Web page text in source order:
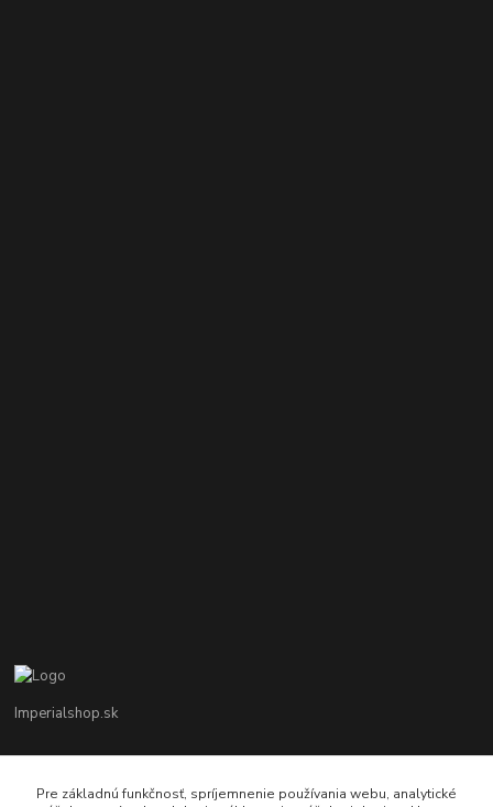
Imperialshop.sk
Pon-Pia 7 - 17 ; Sobota 8 - 12
Pre základnú funkčnosť, spríjemnenie používania webu, analytické